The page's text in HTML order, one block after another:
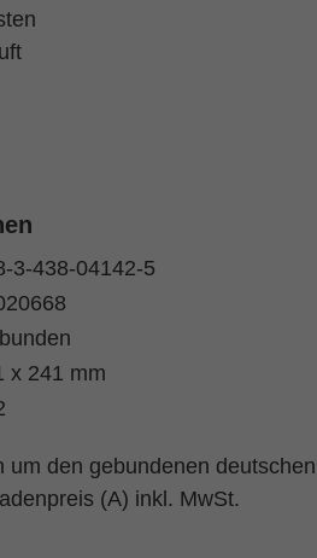
3-438-04142-5
x 241 mm
um den gebundenen
(A) inkl. MwSt.